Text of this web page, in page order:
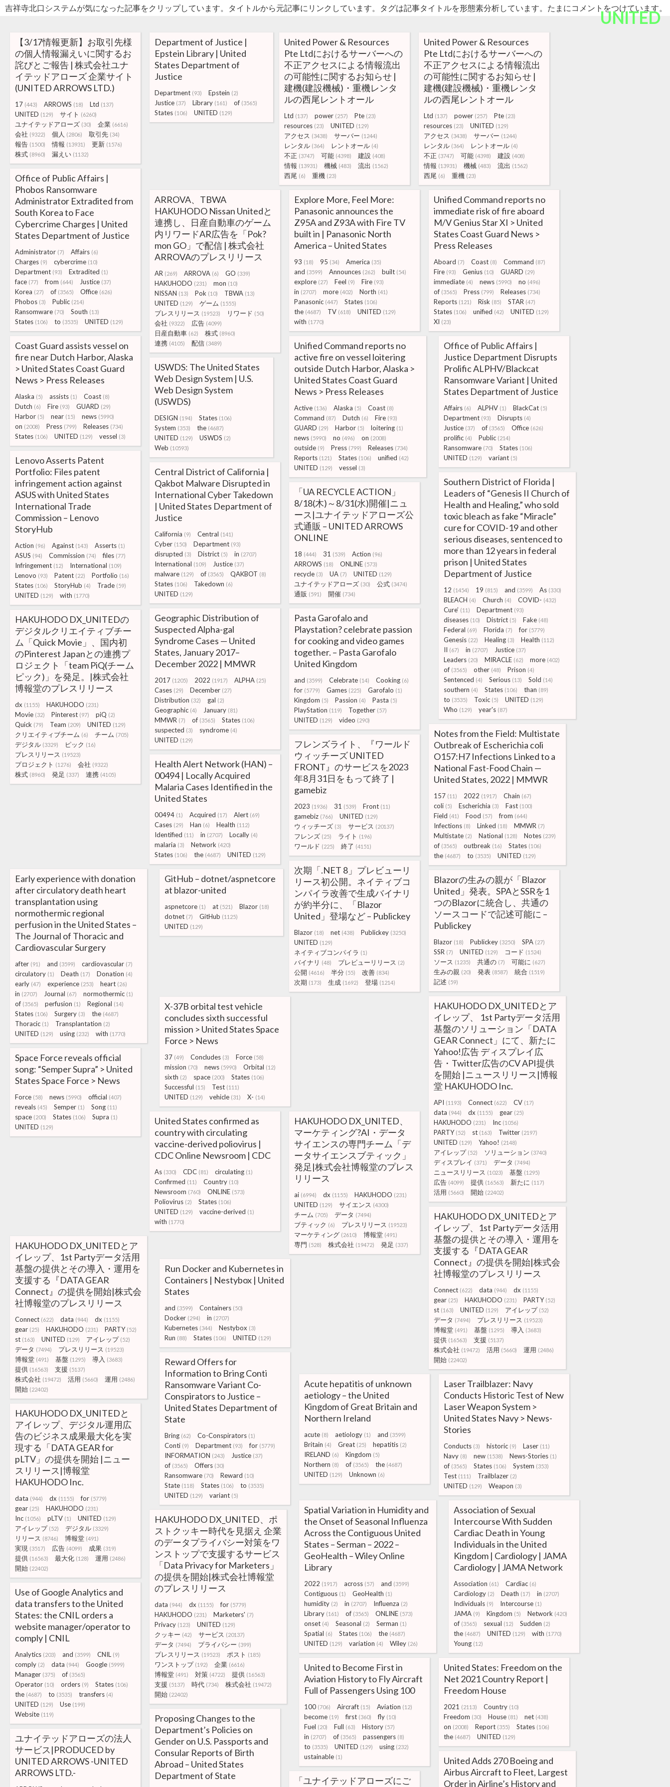
吉祥寺北口システムが気になった記事をクリップしています。タイトルから元記事にリンクしています。タグは記事タイトルを形態素分析しています。たまにコメントをつけています。
UNITED
【3/17情報更新】お取引先様
の個人情報漏えいに関するお
詫びとご報告 | 株式会社ユナ
イテッドアローズ 企業サイト
(UNITED ARROWS LTD.)
17 (443) ARROWS (18) Ltd (137)
UNITED (129) サイト (6260)
ユナイテッドアローズ (30) 企業 (6616)
会社 (9322) 個人 (2806) 取引先 (34)
報告 (1500) 情報 (13931) 更新 (1576)
株式 (8960) 漏えい (1132)
Department of Justice |
Epstein Library | United
States Department of
Justice
Department (93) Epstein (2)
Justice (37) Library (161) of (3565)
States (106) UNITED (129)
United Power & Resources
Pte Ltdにおけるサーバーへの
不正アクセスによる情報流出
の可能性に関するお知らせ |
建機(建設機械)・重機レンタ
ルの西尾レントオール
Ltd (137) power (257) Pte (23)
resources (23) UNITED (129)
アクセス (3438) サーバー (1244)
レンタル (364) レントオール (4)
不正 (3747) 可能 (4398) 建設 (408)
情報 (13931) 機械 (483) 流出 (1562)
西尾 (6) 重機 (23)
United Power & Resources
Pte Ltdにおけるサーバーへの
不正アクセスによる情報流出
の可能性に関するお知らせ |
建機(建設機械)・重機レンタ
ルの西尾レントオール
Ltd (137) power (257) Pte (23)
resources (23) UNITED (129)
アクセス (3438) サーバー (1244)
レンタル (364) レントオール (4)
不正 (3747) 可能 (4398) 建設 (408)
情報 (13931) 機械 (483) 流出 (1562)
西尾 (6) 重機 (23)
Office of Public Affairs |
Phobos Ransomware
Administrator Extradited from
South Korea to Face
Cybercrime Charges | United
States Department of Justice
Administrator (7) Affairs (6)
Charges (9) cybercrime (10)
Department (93) Extradited (1)
face (77) from (644) Justice (37)
Korea (27) of (3565) Office (626)
Phobos (3) Public (214)
Ransomware (70) South (13)
States (106) to (3535) UNITED (129)
ARROVA、TBWA
HAKUHODO Nissan Unitedと
連携し、日産自動車のゲーム
内リワードAR広告を「Pok?
mon GO」で配信 | 株式会社
ARROVAのプレスリリース
AR (269) ARROVA (6) GO (339)
HAKUHODO (231) mon (10)
NISSAN (13) Pok (10) TBWA (13)
UNITED (129) ゲーム (1555)
プレスリリース (19523) リワード (50)
会社 (9322) 広告 (4099)
日産自動車 (62) 株式 (8960)
連携 (4105) 配信 (3489)
Explore More, Feel More:
Panasonic announces the
Z95A and Z93A with Fire TV
built in | Panasonic North
America – United States
93 (18) 95 (34) America (35)
and (3599) Announces (262) built (54)
explore (27) Feel (9) Fire (93)
in (2707) more (402) North (41)
Panasonic (447) States (106)
the (4687) TV (618) UNITED (129)
with (1770)
Unified Command reports no
immediate risk of fire aboard
M/V Genius Star XI > United
States Coast Guard News >
Press Releases
Aboard (7) Coast (8) Command (87)
Fire (93) Genius (10) GUARD (29)
immediate (4) news (5990) no (496)
of (3565) Press (799) Releases (734)
Reports (121) Risk (85) STAR (47)
States (106) unified (42) UNITED (129)
XI (23)
Unified Command reports no
active fire on vessel loitering
outside Dutch Harbor, Alaska >
United States Coast Guard
News > Press Releases
Active (136) Alaska (5) Coast (8)
Command (87) Dutch (6) Fire (93)
GUARD (29) Harbor (5) loitering (1)
news (5990) no (496) on (2008)
outside (9) Press (799) Releases (734)
Reports (121) States (106) unified (42)
UNITED (129) vessel (3)
Coast Guard assists vessel on
fire near Dutch Harbor, Alaska
> United States Coast Guard
News > Press Releases
Alaska (5) assists (1) Coast (8)
Dutch (6) Fire (93) GUARD (29)
Harbor (5) near (15) news (5990)
on (2008) Press (799) Releases (734)
States (106) UNITED (129) vessel (3)
Office of Public Affairs |
Justice Department Disrupts
Prolific ALPHV/Blackcat
Ransomware Variant | United
States Department of Justice
Affairs (6) ALPHV (1) BlackCat (5)
Department (93) Disrupts (4)
Justice (37) of (3565) Office (626)
prolific (4) Public (214)
Ransomware (70) States (106)
UNITED (129) variant (5)
USWDS: The United States
Web Design System | U.S.
Web Design System
(USWDS)
DESIGN (194) States (106)
System (353) the (4687)
UNITED (129) USWDS (2)
Web (10593)
Lenovo Asserts Patent
Portfolio: Files patent
infringement action against
ASUS with United States
International Trade
Commission – Lenovo
StoryHub
Action (96) Against (143) Asserts (1)
ASUS (94) Commission (74) files (77)
Infringement (12) International (109)
Lenovo (93) Patent (22) Portfolio (16)
States (106) StoryHub (4) Trade (59)
UNITED (129) with (1770)
Southern District of Florida |
Leaders of “Genesis II Church of
Health and Healing,” who sold
toxic bleach as fake “Miracle”
cure for COVID-19 and other
serious diseases, sentenced to
more than 12 years in federal
prison | United States
Department of Justice
12 (1454) 19 (815) and (3599) As (330)
BLEACH (4) Church (4) COVID- (432)
Cure’ (11) Department (93)
diseases (10) District (5) Fake (48)
Federal (69) Florida (7) for (5779)
Genesis (22) Healing (3) Health (112)
II (67) in (2707) Justice (37)
Leaders (20) MIRACLE (62) more (402)
of (3565) other (48) Prison (4)
Sentenced (4) Serious (13) Sold (14)
southern (4) States (106) than (89)
to (3535) Toxic (5) UNITED (129)
Who (129) year's (87)
Central District of California |
Qakbot Malware Disrupted in
International Cyber Takedown
| United States Department of
Justice
California (9) Central (141)
Cyber (150) Department (93)
disrupted (3) District (5) in (2707)
International (109) Justice (37)
malware (129) of (3565) QAKBOT (8)
States (106) Takedown (6)
UNITED (129)
「UA RECYCLE ACTION」
8/18(木)～8/31(水)開催|ニュ
ース|ユナイテッドアローズ公
式通販 – UNITED ARROWS
ONLINE
18 (444) 31 (539) Action (96)
ARROWS (18) ONLINE (573)
recycle (3) UA (7) UNITED (129)
ユナイテッドアローズ (30) 公式 (3474)
通販 (591) 開催 (734)
Geographic Distribution of
Suspected Alpha-gal
Syndrome Cases — United
States, January 2017–
December 2022 | MMWR
2017 (1205) 2022 (1917) ALPHA (25)
Cases (29) December (27)
Distribution (32) gal (2)
Geographic (4) January (81)
MMWR (7) of (3565) States (106)
suspected (3) syndrome (4)
UNITED (129)
Pasta Garofalo and
Playstation? celebrate passion
for cooking and video games
together. – Pasta Garofalo
United Kingdom
and (3599) Celebrate (14) Cooking (6)
for (5779) Games (225) Garofalo (1)
Kingdom (5) Passion (4) Pasta (5)
PlayStation (119) Together (57)
UNITED (129) video (290)
HAKUHODO DX_UNITEDの
デジタルクリエイティブチー
ム「Quick Movie」、国内初
のPinterest Japanとの連携プ
ロジェクト「team PiQ(チーム
ピック)」を発足。|株式会社
博報堂のプレスリリース
dx (1155) HAKUHODO (231)
Movie (32) Pinterest (97) piQ (2)
Quick (79) Team (209) UNITED (129)
クリエイティブチーム (6) チーム (705)
デジタル (3329) ピック (16)
プレスリリース (19523)
プロジェクト (1276) 会社 (9322)
株式 (8960) 発足 (337) 連携 (4105)
Notes from the Field: Multistate
Outbreak of Escherichia coli
O157:H7 Infections Linked to a
National Fast-Food Chain —
United States, 2022 | MMWR
157 (11) 2022 (1917) Chain (67)
coli (5) Escherichia (3) Fast (100)
Field (41) Food (57) from (644)
Infections (8) Linked (18) MMWR (7)
Multistate (2) National (128) Notes (239)
of (3565) outbreak (16) States (106)
the (4687) to (3535) UNITED (129)
フレンズライト、『ワールド
ウィッチーズ UNITED
FRONT』のサービスを2023
年8月31日をもって終了 |
gamebiz
2023 (1936) 31 (539) Front (11)
gamebiz (766) UNITED (129)
ウィッチーズ (3) サービス (20137)
フレンズ (25) ライト (196)
ワールド (225) 終了 (4151)
Health Alert Network (HAN) –
00494 | Locally Acquired
Malaria Cases Identified in the
United States
00494 (1) Acquired (17) Alert (69)
Cases (29) Han (6) Health (112)
Identified (11) in (2707) Locally (4)
malaria (3) Network (420)
States (106) the (4687) UNITED (129)
Early experience with donation
after circulatory death heart
transplantation using
normothermic regional
perfusion in the United States –
The Journal of Thoracic and
Cardiovascular Surgery
after (91) and (3599) cardiovascular (7)
circulatory (1) Death (17) Donation (4)
early (47) experience (253) heart (26)
in (2707) Journal (67) normothermic (1)
of (3565) perfusion (1) Regional (14)
States (106) Surgery (3) the (4687)
Thoracic (1) Transplantation (2)
UNITED (129) using (232) with (1770)
次期「.NET 8」プレビューリ
リース初公開。ネイティブコ
ンパイラ改善で生成バイナリ
が約半分に、「Blazor
United」登場など – Publickey
Blazor (18) net (438) Publickey (3250)
UNITED (129)
ネイティブコンパイラ (1)
バイナリ (48) プレビューリリース (2)
公開 (4616) 半分 (55) 改善 (834)
次期 (173) 生成 (1692) 登場 (1214)
GitHub – dotnet/aspnetcore
at blazor-united
aspnetcore (1) at (521) Blazor (18)
dotnet (7) GitHub (1125)
UNITED (129)
Blazorの生みの親が「Blazor
United」発表。SPAとSSRを1
つのBlazorに統合し、共通の
ソースコードで記述可能に –
Publickey
Blazor (18) Publickey (3250) SPA (27)
SSR (7) UNITED (129) コード (1524)
ソース (1235) 共通の (7) 可能に (627)
生みの親 (20) 発表 (8587) 統合 (1519)
記述 (59)
HAKUHODO DX_UNITEDとア
イレップ、 1st Partyデータ活用
基盤のソリューション「DATA
GEAR Connect」にて、新たに
Yahoo!広告 ディスプレイ広
告・Twitter広告のCV API提供
を開始 |ニュースリリース|博報
堂 HAKUHODO Inc.
API (1193) Connect (622) CV (17)
data (944) dx (1155) gear (25)
HAKUHODO (231) Inc (1056)
PARTY (52) st (163) Twitter (2197)
UNITED (129) Yahoo! (2148)
アイレップ (52) ソリューション (3740)
ディスプレイ (371) データ (7494)
ニュースリリース (1023) 基盤 (1295)
広告 (4099) 提供 (16563) 新たに (117)
活用 (5660) 開始 (22402)
X-37B orbital test vehicle
concludes sixth successful
mission > United States Space
Force > News
37 (49) Concludes (3) Force (58)
mission (70) news (5990) Orbital (12)
sixth (2) space (200) States (106)
Successful (15) Test (111)
UNITED (129) vehicle (31) X- (14)
Space Force reveals official
song: “Semper Supra” > United
States Space Force > News
Force (58) news (5990) official (407)
reveals (45) Semper (1) Song (11)
space (200) States (106) Supra (1)
UNITED (129)
United States confirmed as
country with circulating
vaccine-derived poliovirus |
CDC Online Newsroom | CDC
As (330) CDC (81) circulating (1)
Confirmed (11) Country (10)
Newsroom (760) ONLINE (573)
Poliovirus (2) States (106)
UNITED (129) vaccine-derived (1)
with (1770)
HAKUHODO DX_UNITED、
マーケティング?AI・データ
サイエンスの専門チーム「デ
ータサイエンスブティック」
発足|株式会社博報堂のプレス
リリース
ai (6994) dx (1155) HAKUHODO (231)
UNITED (129) サイエンス (4300)
チーム (705) データ (7494)
ブティック (6) プレスリリース (19523)
マーケティング (2610) 博報堂 (491)
専門 (528) 株式会社 (19472) 発足 (337)
HAKUHODO DX_UNITEDとア
イレップ、1st Partyデータ活用
基盤の提供とその導入・運用を
支援する『DATA GEAR
Connect』の提供を開始|株式会
社博報堂のプレスリリース
Connect (622) data (944) dx (1155)
gear (25) HAKUHODO (231) PARTY (52)
st (163) UNITED (129) アイレップ (52)
データ (7494) プレスリリース (19523)
博報堂 (491) 基盤 (1295) 導入 (3683)
提供 (16563) 支援 (5137)
株式会社 (19472) 活用 (5660) 運用 (2486)
開始 (22402)
HAKUHODO DX_UNITEDとア
イレップ、1st Partyデータ活用
基盤の提供とその導入・運用を
支援する『DATA GEAR
Connect』の提供を開始|株式会
社博報堂のプレスリリース
Connect (622) data (944) dx (1155)
gear (25) HAKUHODO (231) PARTY (52)
st (163) UNITED (129) アイレップ (52)
データ (7494) プレスリリース (19523)
博報堂 (491) 基盤 (1295) 導入 (3683)
提供 (16563) 支援 (5137)
株式会社 (19472) 活用 (5660) 運用 (2486)
開始 (22402)
Run Docker and Kubernetes in
Containers | Nestybox | United
States
and (3599) Containers (50)
Docker (294) in (2707)
Kubernetes (344) Nestybox (3)
Run (88) States (106) UNITED (129)
Reward Offers for
Information to Bring Conti
Ransomware Variant Co-
Conspirators to Justice –
United States Department of
State
Bring (62) Co-Conspirators (1)
Conti (9) Department (93) for (5779)
INFORMATION (243) Justice (37)
of (3565) Offers (30)
Ransomware (70) Reward (10)
State (118) States (106) to (3535)
UNITED (129) variant (5)
Acute hepatitis of unknown
aetiology – the United
Kingdom of Great Britain and
Northern Ireland
acute (8) aetiology (1) and (3599)
Britain (4) Great (25) hepatitis (2)
IRELAND (6) Kingdom (5)
Northern (8) of (3565) the (4687)
UNITED (129) Unknown (6)
Laser Trailblazer: Navy
Conducts Historic Test of New
Laser Weapon System >
United States Navy > News-
Stories
Conducts (3) historic (9) Laser (11)
Navy (8) new (1538) News-Stories (1)
of (3565) States (106) System (353)
Test (111) Trailblazer (2)
UNITED (129) Weapon (3)
HAKUHODO DX_UNITEDと
アイレップ、デジタル運用広
告のビジネス成果最大化を実
現する「DATA GEAR for
pLTV」の提供を開始 |ニュー
スリリース|博報堂
HAKUHODO Inc.
data (944) dx (1155) for (5779)
gear (25) HAKUHODO (231)
Inc (1056) pLTV (1) UNITED (129)
アイレップ (52) デジタル (3329)
リリース (8746) 博報堂 (491)
実現 (3517) 広告 (4099) 成果 (319)
提供 (16563) 最大化 (128) 運用 (2486)
開始 (22402)
Spatial Variation in Humidity and
the Onset of Seasonal Influenza
Across the Contiguous United
States – Serman – 2022 –
GeoHealth – Wiley Online
Library
2022 (1917) across (57) and (3599)
Contiguous (1) GeoHealth (1)
humidity (2) in (2707) Influenza (2)
Library (161) of (3565) ONLINE (573)
onset (4) Seasonal (2) Serman (1)
Spatial (6) States (106) the (4687)
UNITED (129) variation (4) Wiley (26)
Association of Sexual
Intercourse With Sudden
Cardiac Death in Young
Individuals in the United
Kingdom | Cardiology | JAMA
Cardiology | JAMA Network
Association (61) Cardiac (6)
Cardiology (2) Death (17) in (2707)
Individuals (9) Intercourse (1)
JAMA (9) Kingdom (5) Network (420)
of (3565) sexual (12) Sudden (2)
the (4687) UNITED (129) with (1770)
Young (12)
HAKUHODO DX_UNITED、ポ
ストクッキー時代を見据え 企業
のデータプライバシー対策をワ
ンストップで支援するサービス
「Data Privacy for Marketers」
の提供を開始|株式会社博報堂
のプレスリリース
data (944) dx (1155) for (5779)
HAKUHODO (231) Marketers' (7)
Privacy (123) UNITED (129)
クッキー (42) サービス (20137)
データ (7494) プライバシー (399)
プレスリリース (19523) ポスト (185)
ワンストップ (192) 企業 (6616)
博報堂 (491) 対策 (4722) 提供 (16563)
支援 (5137) 時代 (734) 株式会社 (19472)
開始 (22402)
Use of Google Analytics and
data transfers to the United
States: the CNIL orders a
website manager/operator to
comply | CNIL
Analytics (203) and (3599) CNIL (9)
comply (2) data (944) Google (5999)
Manager (375) of (3565)
Operator (10) orders (9) States (106)
the (4687) to (3535) transfers (4)
UNITED (129) Use (199)
Website (119)
United to Become First in
Aviation History to Fly Aircraft
Full of Passengers Using 100
100 (706) Aircraft (15) Aviation (12)
become (19) first (360) fly (10)
Fuel (20) Full (63) History (57)
in (2707) of (3565) passengers (8)
to (3535) UNITED (129) using (232)
ustainable (1)
United States: Freedom on the
Net 2021 Country Report |
Freedom House
2021 (2113) Country (10)
Freedom (30) House (81) net (438)
on (2008) Report (355) States (106)
the (4687) UNITED (129)
Proposing Changes to the
Department’s Policies on
Gender on U.S. Passports and
Consular Reports of Birth
Abroad – United States
Department of State
United Adds 270 Boeing and
Airbus Aircraft to Fleet, Largest
Order in Airline’s History and
ユナイテッドアローズの法人
サービス|PRODUCED by
UNITED ARROWS -UNITED
ARROWS LTD.-
「ユナイテッドアローズにご